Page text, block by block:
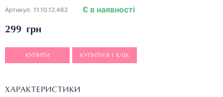
Артикул: 11.10.12.482
299 грн
Є в наявності
КУПИТИ КУПИТИ В 1 КЛІК
ХАРАКТЕРИСТИКИ